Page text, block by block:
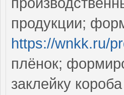
продукции;
https://wnkk.ru/
плёнок;
заклейку